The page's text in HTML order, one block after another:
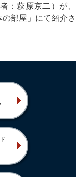
：萩原京二）が、
の部屋」にて紹介さ